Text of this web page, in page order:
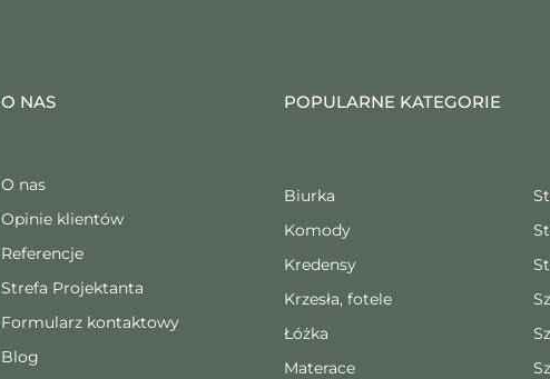
O NAS
O nas
Opinie klientów
Referencje
Strefa Projektanta
Formularz kontaktowy
Blog
POPULARNE KATEGORIE
Biurka
Komody
Kredensy
Krzesła, fotele
Łóżka
Materace